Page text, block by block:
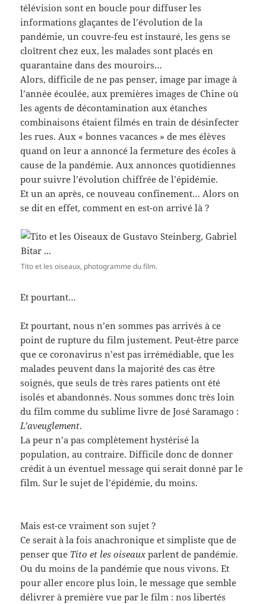
télévision sont en boucle pour diffuser les
informations glaçantes de l’évolution de la
pandémie, un couvre-feu est instauré, les gens se
cloîtrent chez eux, les malades sont placés en
quarantaine dans des mouroirs…
Alors, difficile de ne pas penser, image par image à
l’année écoulée, aux premières images de Chine où
les agents de décontamination aux étanches
combinaisons étaient filmés en train de désinfecter
les rues. Aux « bonnes vacances » de mes élèves
quand on leur a annoncé la fermeture des écoles à
cause de la pandémie. Aux annonces quotidiennes
pour suivre l’évolution chiffrée de l’épidémie.
Et un an après, ce nouveau confinement… Alors on
se dit en effet, comment en est-on arrivé là ?
Tito et les oiseaux, photogramme du film.
Et pourtant…
Et pourtant, nous n’en sommes pas arrivés à ce
point de rupture du film justement. Peut-être parce
que ce coronavirus n’est pas irrémédiable, que les
malades peuvent dans la majorité des cas être
soignés, que seuls de très rares patients ont été
isolés et abandonnés. Nous sommes donc très loin
du film comme du sublime livre de José Saramago :
L’aveuglement.
La peur n’a pas complètement hystérisé la
population, au contraire. Difficile donc de donner
crédit à un éventuel message qui serait donné par le
film. Sur le sujet de l’épidémie, du moins.
Mais est-ce vraiment son sujet ?
Ce serait à la fois anachronique et simpliste que de
penser que Tito et les oiseauxparlent de pandémie.
Ou du moins de la pandémie que nous vivons. Et
pour aller encore plus loin, le message que semble
délivrer à première vue par le film : nos libertés